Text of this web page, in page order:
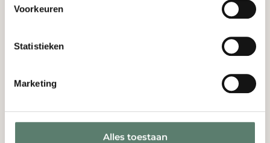
Voorkeuren
Statistieken
Marketing
Alles toestaan
park werden in ere hersteld. In het najaar van
2022 openden compagnons Klaas van Leengoed
en Niek van Lieverloo opnieuw de kasteeldeuren
onder de naam Kasteel Bijstervelt.
Rondleiding+Arrangement
Ontdek Kasteel Bijstervelt als
buurt van Eindhoven en Oirschot? Laat je inspireren op 28